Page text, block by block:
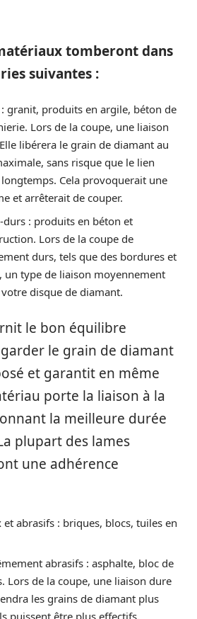
tomberont dans
suivantes :
granit, produits en argile, béton de
Lors de la coupe, une liaison
libérera le grain de diamant au
sans risque que le lien
Cela provoquerait une
et arrêterait de couper.
durs : produits en béton et
Lors de la coupe de
durs, tels que des bordures et
un type de liaison moyennement
disque de diamant.
le bon équilibre
le grain de diamant
et garantit en même
porte la liaison à la
la meilleure durée
plupart des lames
une adhérence
abrasifs : briques, blocs, tuiles en
abrasifs : asphalte, bloc de
Lors de la coupe, une liaison dure
les grains de diamant plus